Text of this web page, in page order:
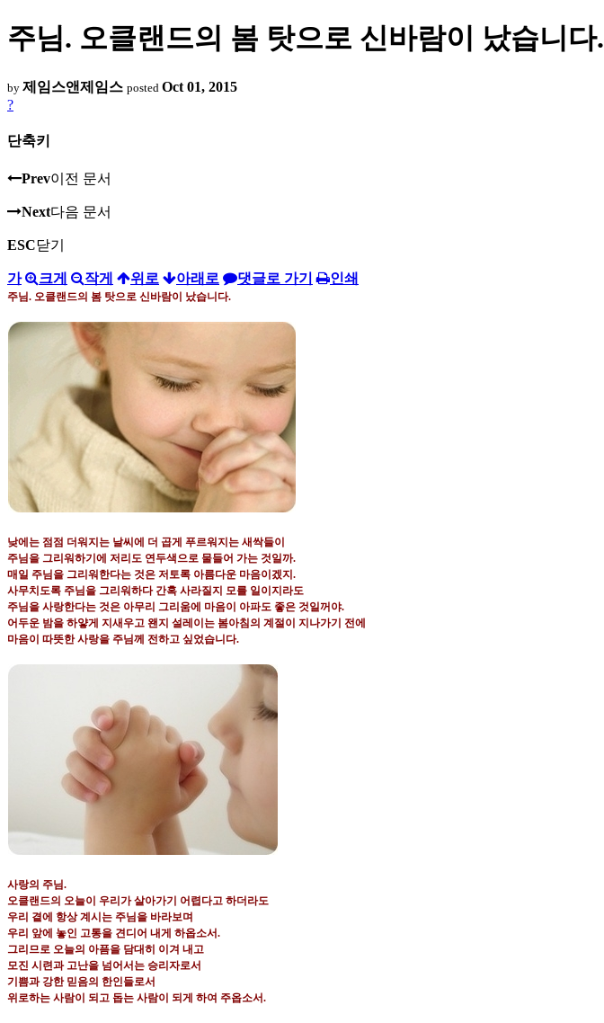
주님. 오클랜드의 봄 탓으로 신바람이 났습니다.
by 제임스앤제임스 posted Oct 01, 2015
?
단축키
Prev이전 문서
Next다음 문서
ESC닫기
가 크게 작게 위로 아래로 댓글로 가기 인쇄
주님. 오클랜드의 봄 탓으로 신바람이 났습니다.
낮에는 점점 더워지는 날씨에 더 곱게 푸르워지는 새싹들이
주님을 그리워하기에 저리도 연두색으로 물들어 가는 것일까.
매일 주님을 그리워한다는 것은 저토록 아름다운 마음이겠지 .
사무치도록 주님을 그리워하다 간혹 사라질지 모를 일이지라도
주님을 사랑한다는 것은 아무리 그리움에 마음이 아파도 좋은 것일꺼야.
어두운 밤을 하얗게 지새우고 왠지 설레이는 봄아침의 계절이 지나가기 전에
마음이 따뜻한 사랑을 주님께 전하고 싶었습니다.
사랑의 주님.
오클랜드의 오늘이 우리가 살아가기 어렵다고 하더라도
우리 곁에 항상 계시는 주님을 바라보며
우리 앞에 놓인 고통을 견디어 내게 하옵소서.
그리므로 오늘의 아픔을 담대히 이겨 내고
모진 시련과 고난을 넘어서는 승리자로서
기쁨과 강한 믿음의 한인들로서
위로하는 사람이 되고 돕는 사람이 되게 하여 주옵소서.